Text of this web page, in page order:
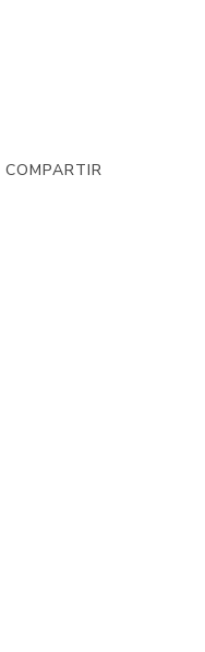
COMPARTIR